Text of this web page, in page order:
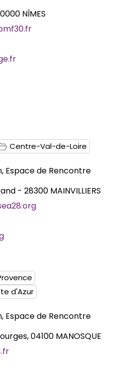
NÎMES
Centre-Val-de-Loire
Espace de Rencontre
- 28300 MAINVILLIERS
d'Azur
Espace de Rencontre
04100 MANOSQUE